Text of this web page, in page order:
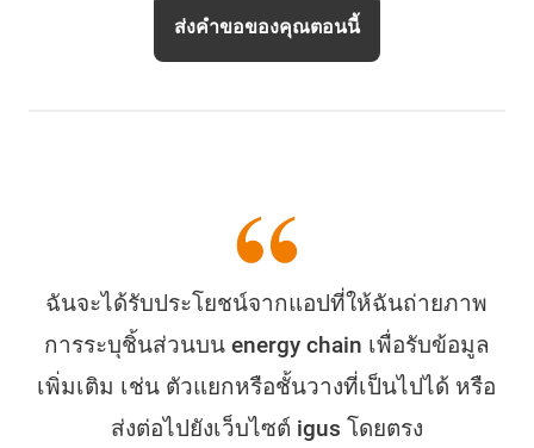
ส่งคำขอของคุณตอนนี้
ฉันจะได้รับประโยชน์จากแอปที่ให้ฉันถ่ายภาพ
การระบุชิ้นส่วนบน energy chain เพื่อรับข้อมูล
เพิ่มเติม เช่น ตัวแยกหรือชั้นวางที่เป็นไปได้ หรือ
ส่งต่อไปยังเว็บไซต์ igus โดยตรง